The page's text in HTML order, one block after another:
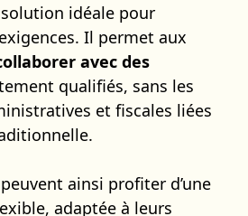
idéale pour
Il permet aux
avec des
qualifiés, sans les
et fiscales liées
ainsi profiter d’une
adaptée à leurs